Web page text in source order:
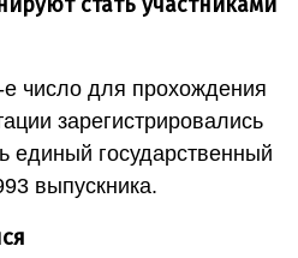
стать участниками
число для прохождения
зарегистрировались
единый государственный
выпускника.